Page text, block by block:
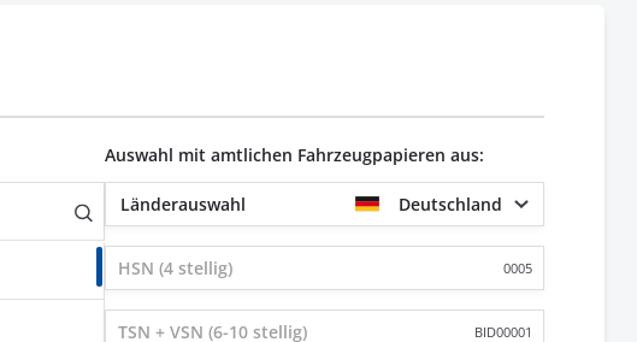
Auswahl mit amtlichen Fahrzeugpapieren aus:
Länderauswahl Deutschland
0005
BID00001